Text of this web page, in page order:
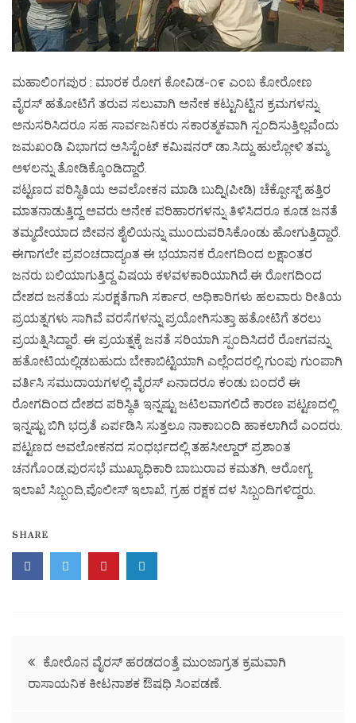
ಮಹಾಲಿಂಗಪುರ : ಮಾರಕ ರೋಗ ಕೋವಿಡ-೧೯ ಎಂಬ ಕೋರೋಣ
ವೈರಸ್ ಹತೋಟಿಗೆ ತರುವ ಸಲುವಾಗಿ ಅನೇಕ ಕಟ್ಟುನಿಟ್ಟಿನ ಕ್ರಮಗಳನ್ನು
ಅನುಸರಿಸಿದರೂ ಸಹ ಸಾರ್ವಜನಿಕರು ಸಕಾರತ್ಮಕವಾಗಿ ಸ್ಪಂದಿಸುತ್ತಿಲ್ಲವೆoದು
ಜಮಖಂಡಿ ವಿಭಾಗದ ಅಸಿಸ್ಟೆಂಟ್ ಕಮಿಷನರ್ ಡಾ.ಸಿದ್ದು ಹುಲ್ಲೋಳಿ ತಮ್ಮ
ಅಳಲನ್ನು ತೋಡಿಕ್ಕೊಂಡಿದ್ದಾರೆ.
ಪಟ್ಟಣದ ಪರಿಸ್ಥಿತಿಯ ಅವಲೋಕನ ಮಾಡಿ ಬುದ್ನಿ(ಪೀಡಿ) ಚೆಕ್ಪೋಸ್ಟ್ ಹತ್ತಿರ
ಮಾತನಾಡುತ್ತಿದ್ದ ಅವರು ಅನೇಕ ಪರಿಹಾರಗಳನ್ನು ತಿಳಿಸಿದರೂ ಕೂಡ ಜನತೆ
ತಮ್ಮದೇಯಾದ ಜೀವನ ಶೈಲಿಯನ್ನು ಮುಂದುವರಿಸಿಕೊoಡು ಹೋಗುತ್ತಿದ್ದಾರೆ.
ಈಗಾಗಲೇ ಪ್ರಪಂಚದಾದ್ಯoತ ಈ ಭಯಾನಕ ರೋಗದಿಂದ ಲಕ್ಷಾಂತರ
ಜನರು ಬಲಿಯಾಗುತ್ತಿದ್ದ ವಿಷಯ ಕಳವಳಕಾರಿಯಾಗಿದೆ.ಈ ರೋಗದಿಂದ
ದೇಶದ ಜನತೆಯ ಸುರಕ್ಷತೆಗಾಗಿ ಸರ್ಕಾರ, ಅಧಿಕಾರಿಗಳು ಹಲವಾರು ರೀತಿಯ
ಪ್ರಯತ್ನಗಳು ಸಾಗಿವೆ ವರಸೆಗಳನ್ನು ಪ್ರಯೋಗಿಸುತ್ತಾ ಹತೋಟಿಗೆ ತರಲು
ಪ್ರಯತ್ನಿಸಿದ್ದಾರೆ. ಈ ಪ್ರಯತ್ನಕ್ಕೆ ಜನತೆ ಸರಿಯಾಗಿ ಸ್ಪಂದಿಸಿದರೆ ರೋಗವನ್ನು
ಹತೋಟಿಯಲ್ಲಿಡಬಹುದು ಬೇಕಾಬಿಟ್ಟಿಯಾಗಿ ಎಲ್ಲೆಂದರಲ್ಲಿ ಗುಂಪು ಗುಂಪಾಗಿ
ವರ್ತಿಸಿ ಸಮುದಾಯಗಳಲ್ಲಿ ವೈರಸ್ ಏನಾದರೂ ಕಂಡು ಬಂದರೆ ಈ
ರೋಗದಿಂದ ದೇಶದ ಪರಿಸ್ಥಿತಿ ಇನ್ನಷ್ಟು ಜಟಿಲವಾಗಲಿದೆ ಕಾರಣ ಪಟ್ಟಣದಲ್ಲಿ
ಇನ್ನಷ್ಟು ಬಿಗಿ ಭದ್ರತೆ ಏರ್ಪಡಿಸಿ ಸುತ್ತಲೂ ನಾಕಾಬಂದಿ ಹಾಕಲಾಗಿದೆ ಎಂದರು.
ಪಟ್ಟಣದ ಅವಲೋಕನದ ಸಂಧರ್ಭದಲ್ಲಿ ತಹಸೀಲ್ದಾರ್ ಪ್ರಶಾಂತ
ಚನಗೊಂಡ,ಪುರಸಭೆ ಮುಖ್ಯಾಧಿಕಾರಿ ಬಾಬುರಾವ ಕಮತಗಿ, ಆರೋಗ್ಯ
ಇಲಾಖೆ ಸಿಬ್ಬಂದಿ,ಪೊಲೀಸ್ ಇಲಾಖೆ, ಗ್ರಹ ರಕ್ಷಕ ದಳ ಸಿಬ್ಬಂದಿಗಳಿದ್ದರು.
SHARE
ಕೋರೊನ ವೈರಸ್ ಹರಡದಂತ್ತೆ ಮುಂಜಾಗ್ರತ ಕ್ರಮವಾಗಿ
ರಾಸಾಯನಿಕ ಕೀಟನಾಶಕ ಔಷಧಿ ಸಿಂಪಡಣೆ.